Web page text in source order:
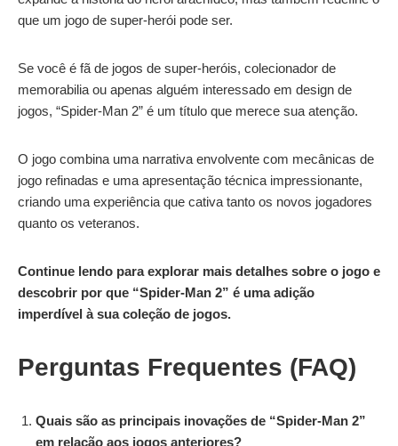
que um jogo de super-herói pode ser.
Se você é fã de jogos de super-heróis, colecionador de
memorabilia ou apenas alguém interessado em design de
jogos, “Spider-Man 2” é um título que merece sua atenção.
O jogo combina uma narrativa envolvente com mecânicas de
jogo refinadas e uma apresentação técnica impressionante,
criando uma experiência que cativa tanto os novos jogadores
quanto os veteranos.
Continue lendo para explorar mais detalhes sobre o jogo e
descobrir por que “Spider-Man 2” é uma adição
imperdível à sua coleção de jogos.
Perguntas Frequentes (FAQ)
Quais são as principais inovações de “Spider-Man 2”
em relação aos jogos anteriores?